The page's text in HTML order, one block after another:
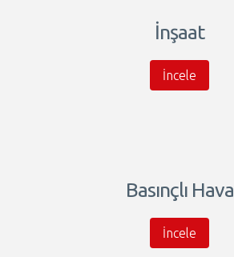
İnşaat
İncele
Basınçlı Hava
İncele